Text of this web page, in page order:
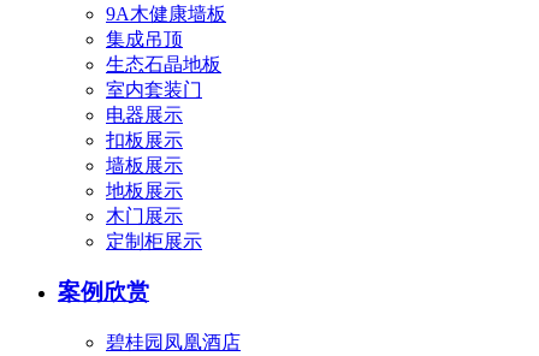
9A木健康墙板
集成吊顶
生态石晶地板
室内套装门
电器展示
扣板展示
墙板展示
地板展示
木门展示
定制柜展示
案例欣赏
碧桂园凤凰酒店